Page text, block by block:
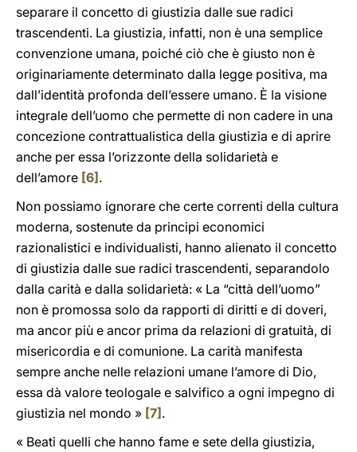
separare il concetto di giustizia dalle sue radici
trascendenti. La giustizia, infatti, non è una semplice
convenzione umana, poiché ciò che è giusto non è
originariamente determinato dalla legge positiva, ma
dall’identità profonda dell’essere umano. È la visione
integrale dell’uomo che permette di non cadere in una
concezione contrattualistica della giustizia e di aprire
anche per essa l’orizzonte della solidarietà e
dell’amore [6] .
Non possiamo ignorare che certe correnti della cultura
moderna, sostenute da principi economici
razionalistici e individualisti, hanno alienato il concetto
di giustizia dalle sue radici trascendenti, separandolo
dalla carità e dalla solidarietà: « La “città dell’uomo”
non è promossa solo da rapporti di diritti e di doveri,
ma ancor più e ancor prima da relazioni di gratuità, di
misericordia e di comunione. La carità manifesta
sempre anche nelle relazioni umane l’amore di Dio,
essa dà valore teologale e salvifico a ogni impegno di
giustizia nel mondo » [7] .
« Beati quelli che hanno fame e sete della giustizia,